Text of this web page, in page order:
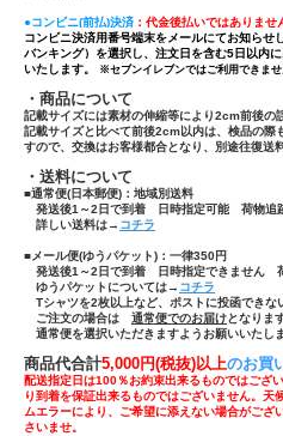
●コンビニ(前払)決済 ：代金後払いではありませ
コンビニ決済用番号端末をメールにてお知らせ
バンキング）を選択し、注文日を含む5日以内
いたします。
※セブンイレブンではご利用できませ
・商品について
記載サイズには素材の伸縮等により2cm前後の
記載サイズと比べて前後2cm以内は、検品の際
すので、交換はお客様都合となり、別途往復送
・送料について
■通常便(日本郵便)： 地域別送料
発送後1～2日で到着 日時指定可能 荷物追
詳しい送料は→ コチラ
■メール便(ゆうパケット)：一律350円
発送後1～2日で到着 日時指定できません
ゆうパケットについては→ コチラ
Tシャツを2枚以上など、ポストに投函できな
ご注文の場合は 通常便でのお届けとなりま
通常便を選択いただきますようお願いいたしま
商品代合計5,000円(税抜)以上のお買
配送指定日は100％お約束出来るものではござ
り到着を保証出来るものではございません。天
ムエラーにより、ご希望に添えない場合がござ
さいませ。